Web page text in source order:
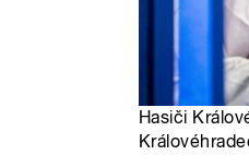
Hasiči